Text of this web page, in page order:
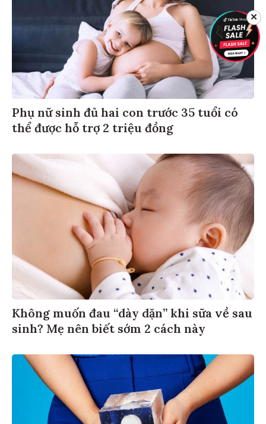
Phụ nữ sinh đủ hai con trước 35 tuổi có
thể được hỗ trợ 2 triệu đồng
Không muốn đau “dày dặn” khi sữa về sau
sinh? Mẹ nên biết sớm 2 cách này
✕